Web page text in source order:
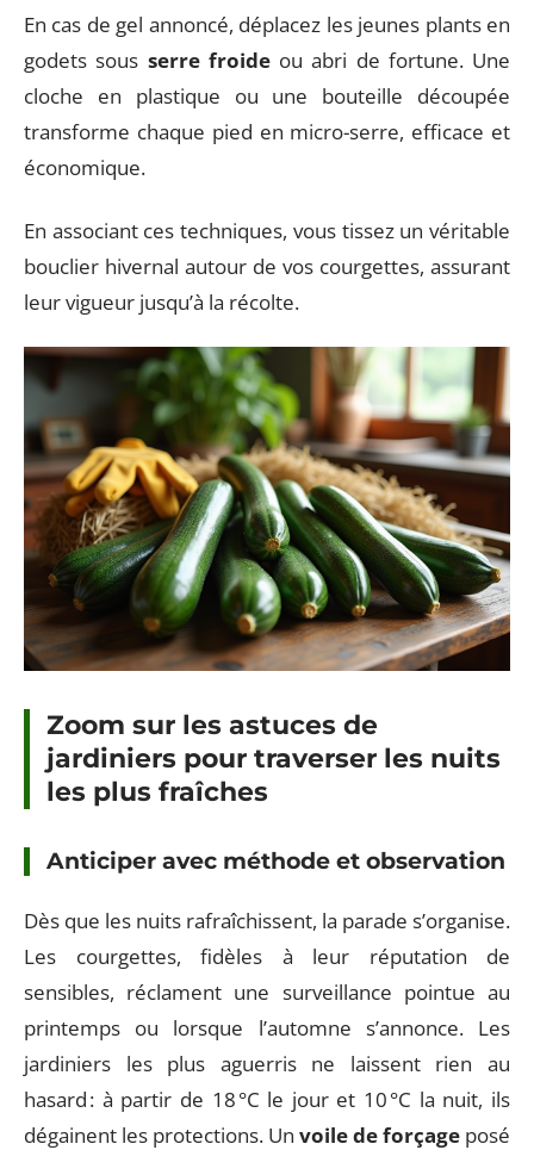
En cas de gel annoncé, déplacez les jeunes plants en
godets sous serre froideou abri de fortune. Une
cloche en plastique ou une bouteille découpée
transforme chaque pied en micro-serre, efficace et
économique.
En associant ces techniques, vous tissez un véritable
bouclier hivernal autour de vos courgettes, assurant
leur vigueur jusqu’à la récolte.
Zoom sur les astuces de
jardiniers pour traverser les nuits
les plus fraîches
Anticiper avec méthode et observation
Dès que les nuits rafraîchissent, la parade s’organise.
Les courgettes, fidèles à leur réputation de
sensibles, réclament une surveillance pointue au
printemps ou lorsque l’automne s’annonce. Les
jardiniers les plus aguerris ne laissent rien au
hasard : à partir de 18 °C le jour et 10 °C la nuit, ils
dégainent les protections. Un voile de forçage posé